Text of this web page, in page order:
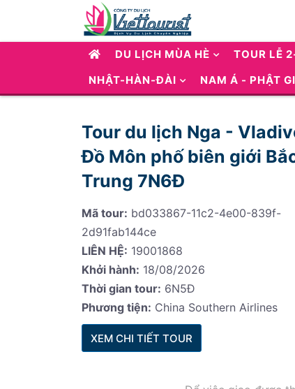
DU LỊCH MÙA HÈ TOUR LỄ
NHẬT-HÀN-ĐÀI
NAM Á - PHẬT
Tour du lịch Nga -
Đồ Môn phố biên giới
Trung 7N6Đ
Mã tour: bd033867-11c2-4e00-839f-
2d91fab144ce
LIÊN HỆ: 19001868
Khởi hành: 18/08/2026
Thời gian tour: 6N5Đ
Phương tiện: China Southern Airlines
XEM CHI TIẾT TOUR